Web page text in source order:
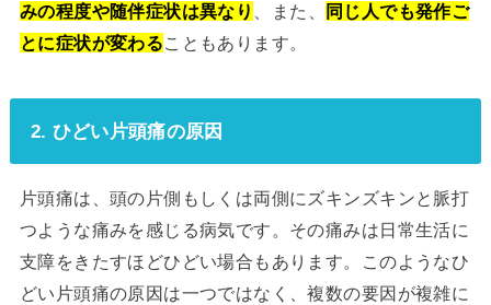
みの程度や随伴症状は異なり
、また、
同じ人でも発作ご
とに症状が変わることもあります。
2. ひどい片頭痛の原因
片頭痛は、頭の片側もしくは両側にズキンズキンと脈打
つような痛みを感じる病気です。その痛みは日常生活に
支障をきたすほどひどい場合もあります。このようなひ
どい片頭痛の原因は一つではなく、複数の要因が複雑に